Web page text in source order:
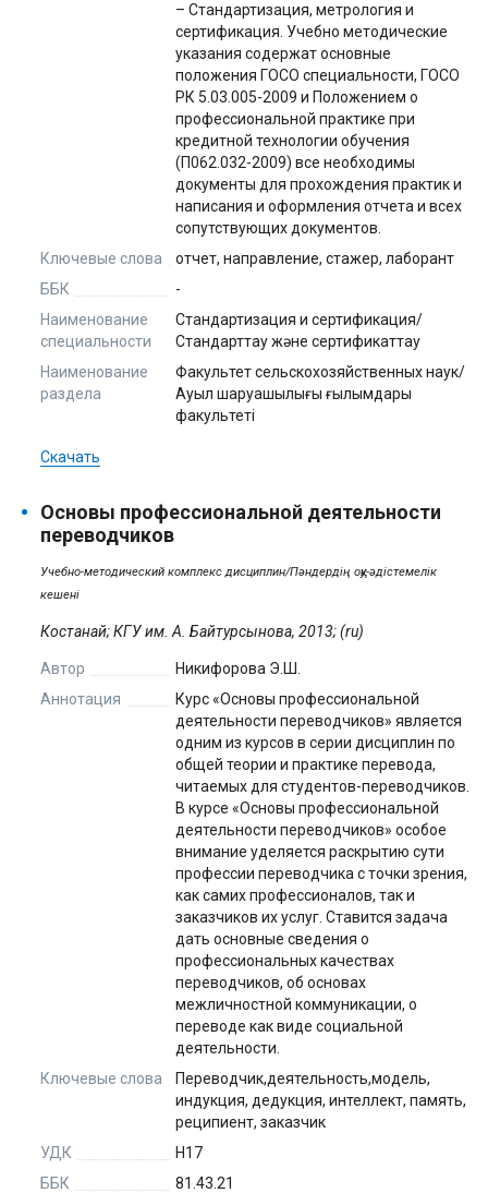
– Стандартизация, метрология и
сертификация. Учебно методические
указания содержат основные
положения ГОСО специальности, ГОСО
РК 5.03.005-2009 и Положением о
профессиональной практике при
кредитной технологии обучения
(П062.032-2009) все необходимы
документы для прохождения практик и
написания и оформления отчета и всех
сопутствующих документов.
Ключевые слова
отчет, направление, стажер, лаборант
ББК
-
Наименование
специальности
Стандартизация и сертификация/
Стандарттау және сертификаттау
Наименование
раздела
Факультет сельскохозяйственных наук/
Ауыл шаруашылығы ғылымдары
факультеті
Скачать
Основы профессиональной деятельности
переводчиков
Учебно-методический комплекс дисциплин/Пәндердің оқу-әдістемелік
кешені
Костанай; КГУ им. А. Байтурсынова, 2013; (ru)
Автор
Никифорова Э.Ш.
Аннотация
Курс «Основы профессиональной
деятельности переводчиков» является
одним из курсов в серии дисциплин по
общей теории и практике перевода,
читаемых для студентов-переводчиков.
В курсе «Основы профессиональной
деятельности переводчиков» особое
внимание уделяется раскрытию сути
профессии переводчика с точки зрения,
как самих профессионалов, так и
заказчиков их услуг. Ставится задача
дать основные сведения о
профессиональных качествах
переводчиков, об основах
межличностной коммуникации, о
переводе как виде социальной
деятельности.
Ключевые слова
Переводчик,деятельность,модель,
индукция, дедукция, интеллект, память,
реципиент, заказчик
УДК
Н17
ББК
81.43.21